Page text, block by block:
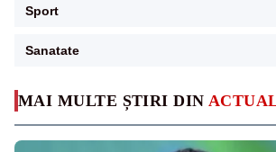
MAI MULTE ȘTIRI DIN
Sport
Sanatate